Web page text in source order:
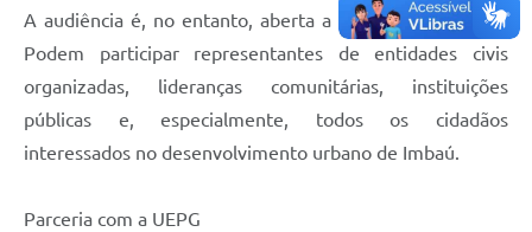
A audiência é, no entanto, aberta a toda a comunidade.
Podem participar representantes de entidades civis
organizadas, lideranças comunitárias, instituições
públicas e, especialmente, todos os cidadãos
interessados no desenvolvimento urbano de Imbaú.
Parceria com a UEPG